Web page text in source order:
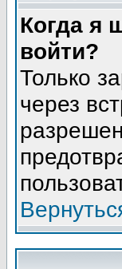
Когда я
войти?
Только
через